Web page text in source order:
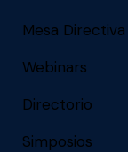
Mesa Directiva
Webinars
Directorio
Simposios